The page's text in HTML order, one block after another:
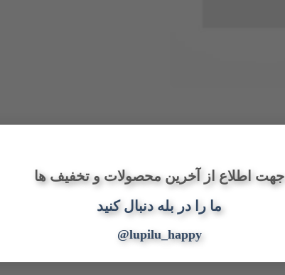
جهت اطلاع از آخرین محصولات و تخفیف ها
ما را در بله دنبال کنید
@lupilu_happy